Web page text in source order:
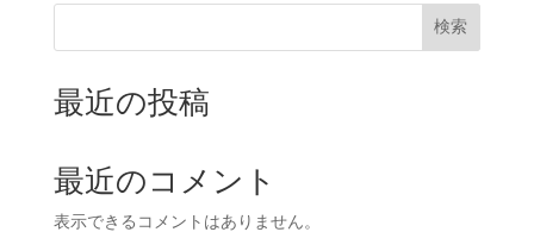
検索
最近の投稿
最近のコメント
表示できるコメントはありません。